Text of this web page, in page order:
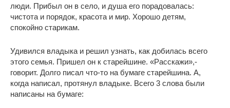
люди. Прибыл он в село, и душа его порадовалась:
чистота и порядок, красота и мир. Хорошо детям,
спокойно старикам.
Удивился владыка и решил узнать, как добилась всего
этого семья. Пришел он к старейшине. «Расскажи»,-
говорит. Долго писал что-то на бумаге старейшина. А,
когда написал, протянул владыке. Всего 3 слова были
написаны на бумаге: